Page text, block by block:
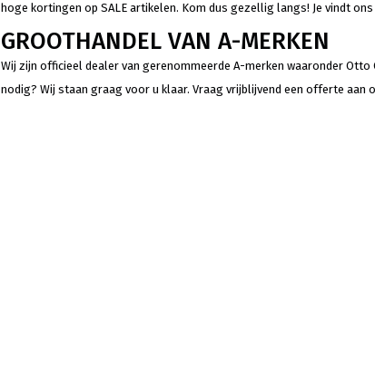
hoge kortingen op SALE artikelen. Kom dus gezellig langs! Je vindt ons
GROOTHANDEL VAN A-MERKEN
Wij zijn officieel dealer van gerenommeerde A-merken waaronder
nodig? Wij staan graag voor u klaar. Vraag vrijblijvend een offerte aan